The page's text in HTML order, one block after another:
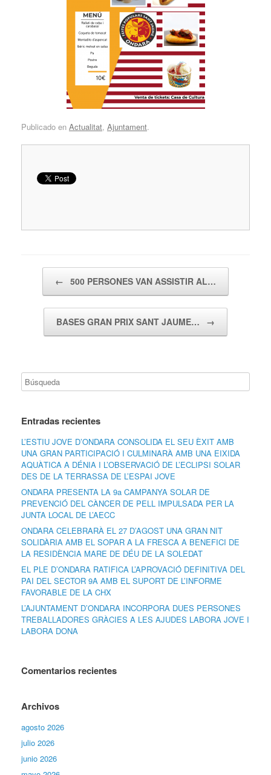
Publicado en Actualitat, Ajuntament.
← 500 PERSONES VAN ASSISTIR AL…
BASES GRAN PRIX SANT JAUME… →
Entradas recientes
L’ESTIU JOVE D’ONDARA CONSOLIDA EL SEU ÈXIT AMB
UNA GRAN PARTICIPACIÓ I CULMINARÀ AMB UNA EIXIDA
AQUÀTICA A DÉNIA I L’OBSERVACIÓ DE L’ECLIPSI SOLAR
DES DE LA TERRASSA DE L’ESPAI JOVE
ONDARA PRESENTA LA 9a CAMPANYA SOLAR DE
PREVENCIÓ DEL CÀNCER DE PELL IMPULSADA PER LA
JUNTA LOCAL DE L’AECC
ONDARA CELEBRARÀ EL 27 D’AGOST UNA GRAN NIT
SOLIDÀRIA AMB EL SOPAR A LA FRESCA A BENEFICI DE
LA RESIDÈNCIA MARE DE DÉU DE LA SOLEDAT
EL PLE D’ONDARA RATIFICA L’APROVACIÓ DEFINITIVA DEL
PAI DEL SECTOR 9A AMB EL SUPORT DE L’INFORME
FAVORABLE DE LA CHX
L’AJUNTAMENT D’ONDARA INCORPORA DUES PERSONES
TREBALLADORES GRÀCIES A LES AJUDES LABORA JOVE I
LABORA DONA
Comentarios recientes
Archivos
agosto 2026
julio 2026
junio 2026